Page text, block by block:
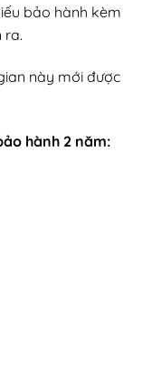
bảo hành kèm
ra.
này mới được
hành 2 năm: